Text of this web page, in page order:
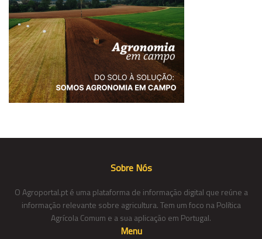
Sobre Nós
O Agroportal.pt é uma plataforma de informação digital que reúne a
informação relevante sobre agricultura. Tem um foco na Política
Agrícola Comum e a sua aplicação em Portugal.
Menu